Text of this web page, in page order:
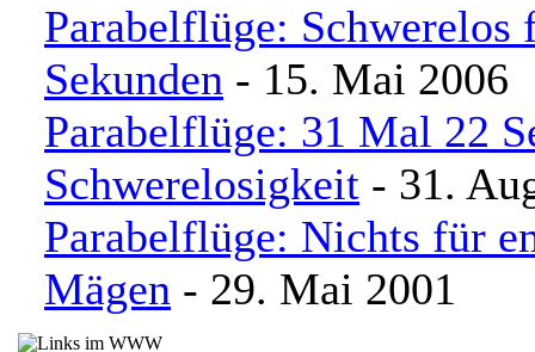
Parabelflüge: Schwerelos
Sekunden - 15. Mai 2006
Parabelflüge: 31 Mal 22
Schwerelosigkeit - 31.
Parabelflüge: Nichts für
Mägen - 29. Mai 2001